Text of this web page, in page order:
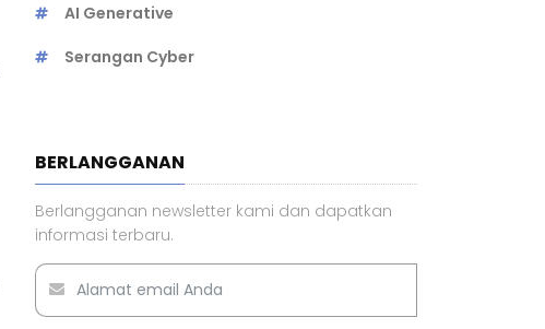
AI Generative
Serangan Cyber
BERLANGGANAN
Berlangganan newsletter kami dan dapatkan
informasi terbaru.